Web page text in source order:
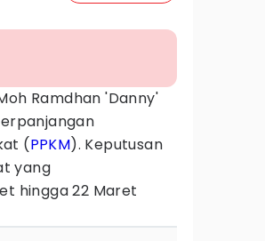
Ramdhan 'Danny'
(PPKM). Keputusan
yang
hingga 22 Maret